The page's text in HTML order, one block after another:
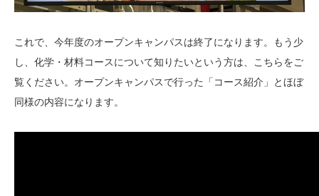
これで、今年度のオープンキャンパスは終了になります。もう少
し、化学・材料コースについて知りたいという方は、こちらをご
覧ください。オープンキャンパスで行った「コース紹介」とほぼ
同様の内容になります。